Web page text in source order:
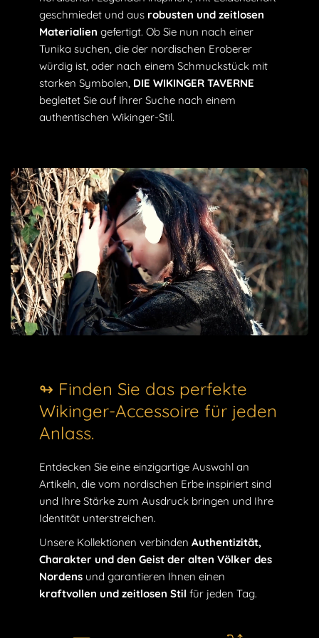
Accessoires kannst du dir die Welt der Wikinger voll und
ganz zu eigen machen.
geschmiedet und aus robusten und zeitlosen
Materialien gefertigt. Ob Sie nun nach einer
Tunika suchen, die der nordischen Eroberer
würdig ist, oder nach einem Schmuckstück mit
starken Symbolen, DIE WIKINGER TAVERNE
begleitet Sie auf Ihrer Suche nach einem
authentischen Wikinger-Stil.
↬ Finden Sie das perfekte
Wikinger-Accessoire für jeden
Anlass.
Entdecken Sie eine einzigartige Auswahl an
Artikeln, die vom nordischen Erbe inspiriert sind
und Ihre Stärke zum Ausdruck bringen und Ihre
Identität unterstreichen.
Unsere Kollektionen verbinden Authentizität,
Charakter und den Geist der alten Völker des
Nordens und garantieren Ihnen einen
kraftvollen und zeitlosen Stil für jeden Tag.